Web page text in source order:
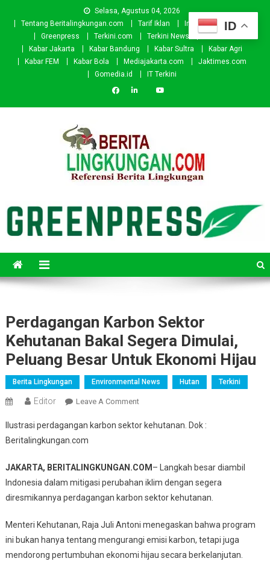
Selasa, Agustus 04, 2026
Tentang Beritalingkungan.com
Tarif Iklan Investor
Donasi
Greenpress
Terkini.com Terkini News
Kabar.id
Kabar Jakarta
Kabar Bandung Kabar Sultra
Kabar Agri
Kabar FEM
Kabar Bola Mediajakarta.com
Jaktimes.com
Gomedia.id
IT Terkini
Perdagangan Karbon Sektor
Kehutanan Bakal Segera Dimulai,
Peluang Besar Untuk Ekonomi Hijau
Berita Lingkungan Environmental News Hutan Terkini
Editor Leave A CommentOn
Karbon
Bakal
Segera
Dimulai,
Besar
Untuk
Ekonomi
Ilustrasi perdagangan karbon sektor kehutanan. Dok :
Beritalingkungan.com
JAKARTA, BERITALINGKUNGAN.COM– Langkah besar diambil
Indonesia dalam mitigasi perubahan iklim dengan segera
diresmikannya perdagangan karbon sektor kehutanan.
Menteri Kehutanan, Raja Juli Antoni menegaskan bahwa program
ini bukan hanya tentang mengurangi emisi karbon, tetapi juga
mendorong pertumbuhan ekonomi hijau secara berkelanjutan.
ID